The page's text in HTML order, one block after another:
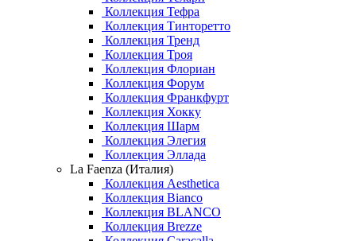
Коллекция Тефра
Коллекция Тинторетто
Коллекция Тренд
Коллекция Троя
Коллекция Флориан
Коллекция Форум
Коллекция Франкфурт
Коллекция Хокку
Коллекция Шарм
Коллекция Элегия
Коллекция Эллада
La Faenza (Италия)
Коллекция Aesthetica
Коллекция Bianco
Коллекция BLANCO
Коллекция Brezze